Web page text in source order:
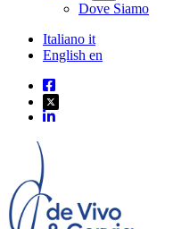
Dove Siamo
Italiano it
English en